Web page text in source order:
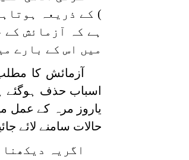
) کے ذریعہ
ہے کہ آزمائش کے
میں اس کے بارے
آزمائش کا
اسباب حذف ہوگئے
یاروز مرہ کے عمل
حالات سامنے لائے
اگریہ